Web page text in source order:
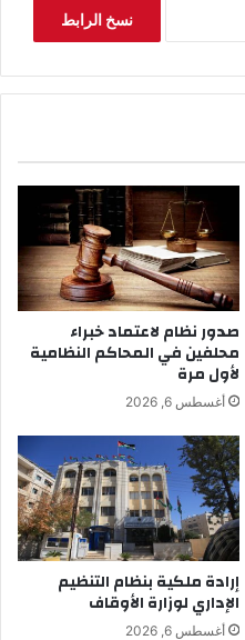
نسخ الرابط
صدور نظام لاعتماد خبراء
محلفين في المحاكم النظامية
لأول مرة
أغسطس 6, 2026
إرادة ملكية بنظام التنظيم
الإداري لوزارة الأوقاف
أغسطس 6, 2026